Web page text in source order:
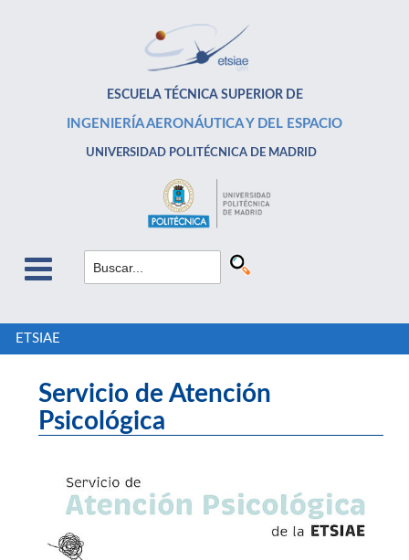
ESCUELA TÉCNICA SUPERIOR DE
INGENIERÍA AERONÁUTICA Y DEL ESPACIO
UNIVERSIDAD POLITÉCNICA DE MADRID
ETSIAE
Servicio de Atención
Psicológica